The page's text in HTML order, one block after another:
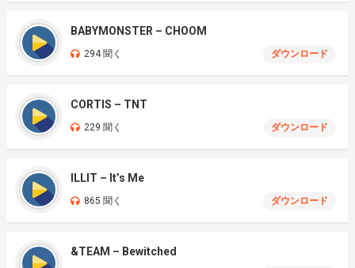
BABYMONSTER – CHOOM
294 聞く ダウンロード
CORTIS – TNT
229 聞く ダウンロード
ILLIT – It’s Me
865 聞く ダウンロード
&TEAM – Bewitched